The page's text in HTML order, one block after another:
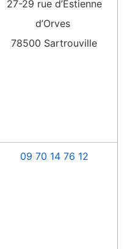
27-29 rue d’Estienne
d’Orves
78500 Sartrouville
09 70 14 76 12